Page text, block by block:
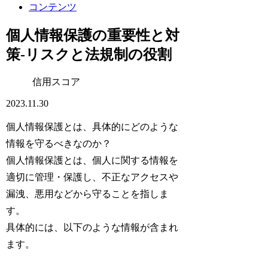
コンテンツ
個人情報保護の重要性と対
策-リスクと法規制の役割
信用スコア
2023.11.30
個人情報保護とは、具体的にどのような
情報を守るべきなのか？
個人情報保護とは、個人に関する情報を
適切に管理・保護し、不正なアクセスや
漏洩、悪用などから守ることを指しま
す。
具体的には、以下のような情報が含まれ
ます。